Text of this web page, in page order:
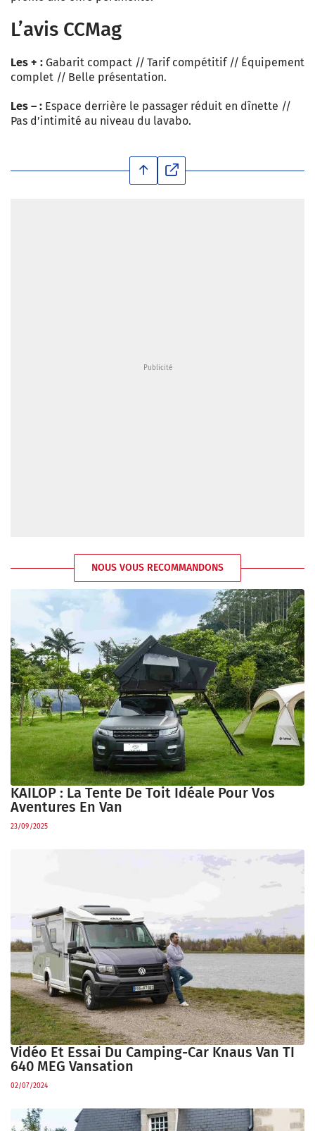
L’avis CCMag
Les + : Gabarit compact // Tarif compétitif // Équipement
complet // Belle présentation.
Les – : Espace derrière le passager réduit en dînette //
Pas d’intimité au niveau du lavabo.
NOUS VOUS RECOMMANDONS
KAILOP : La Tente De Toit Idéale Pour Vos
Aventures En Van
23/09/2025
Vidéo Et Essai Du Camping-Car Knaus Van TI
640 MEG Vansation
02/07/2024